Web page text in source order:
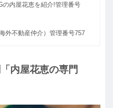
の内屋花恵を紹介!管理番号
外不動産仲介）管理番号757
内屋花恵の専門